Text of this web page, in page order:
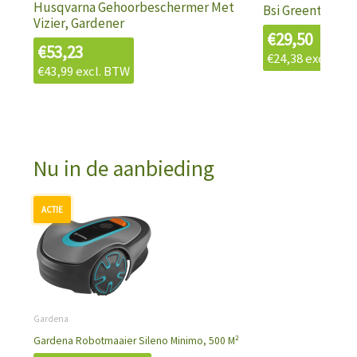
Husqvarna Gehoorbeschermer Met
Vizier, Gardener
€53,23
€43,99excl. BTW
Bsi Greentime
€29,50
€24,38excl.
Nu in de aanbieding
Gardena
Gardena Robotmaaier Sileno Minimo, 500 M²
Oorspronkelijke
prijs
was:
€943,79.
Huidige
prijs
is: